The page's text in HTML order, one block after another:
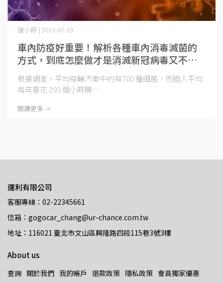
車內防疫好重要！解析各種車內消毒滅菌的
方式，到底怎麼做才是消滅新冠病毒又不傷
內裝的好方法？
運小將 | 2023-07-19
根據調查，平均每輛汽車中約有700 種細菌，而國人平均
每年要花 293 個小時開⋯
閱讀更多 ->
運利有限公司
客服專線：02-22345661
信箱：gogocar_chang@ur-chance.com.tw
地址：116021 臺北市文山區興隆路四段115巷3號3樓
About us
查詢 關於我們 我的帳戶 退款政策 隱私政策 會員獨家優惠